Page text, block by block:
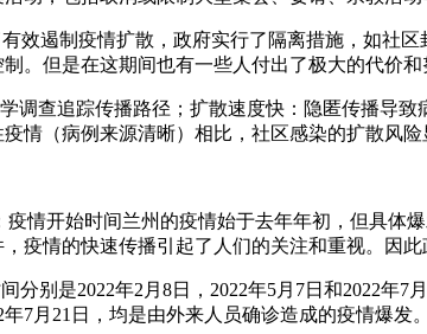
效遏制疫情扩散，政府实行了隔离措施，如社
。但是在这期间也有一些人付出了极大的代价和
调查追踪传播路径；扩散速度快：隐匿传播导
情（病例来源清晰）相比，社区感染的扩散风险
情开始时间兰州的疫情始于去年年初，但具体
疫情的快速传播引起了人们的关注和重视。因
分别是2022年2月8日，2022年5月7日和2022年
7月21日，均是由外来人员确诊造成的疫情爆发。